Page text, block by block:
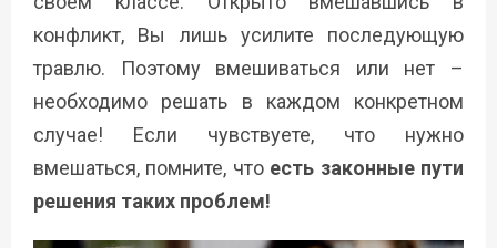
конфликт, Вы лишь усилите последующую
травлю. Поэтому вмешиваться или нет –
необходимо решать в каждом конкретном
случае! Если чувствуете, что нужно
вмешаться, помните, что есть законные пути
решения таких проблем!